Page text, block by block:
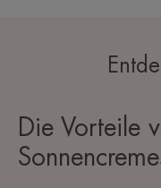
Die Vorteile